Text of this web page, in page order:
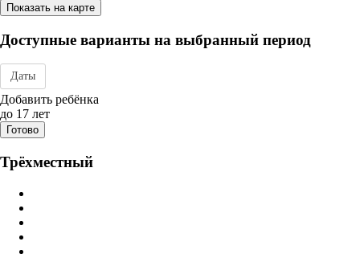
Показать на карте
Доступные варианты на выбранный период
Даты
Дата заезда - отъезда
Добавить ребёнка
до 17 лет
Готово
Трёхместный